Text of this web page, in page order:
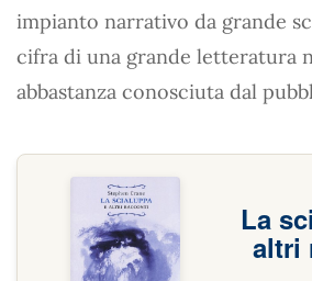
impianto narrativo da grande
cifra di una grande letteratura
abbastanza conosciuta dal
La
altri